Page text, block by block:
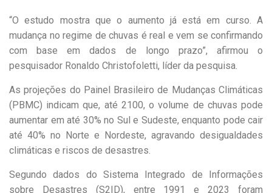
“O estudo mostra que o aumento já está em curso. A
mudança no regime de chuvas é real e vem se confirmando
com base em dados de longo prazo”, afirmou o
pesquisador Ronaldo Christofoletti, líder da pesquisa.
As projeções do Painel Brasileiro de Mudanças Climáticas
(PBMC) indicam que, até 2100, o volume de chuvas pode
aumentar em até 30% no Sul e Sudeste, enquanto pode cair
até 40% no Norte e Nordeste, agravando desigualdades
climáticas e riscos de desastres.
Segundo dados do Sistema Integrado de Informações
sobre Desastres (S2ID), entre 1991 e 2023 foram